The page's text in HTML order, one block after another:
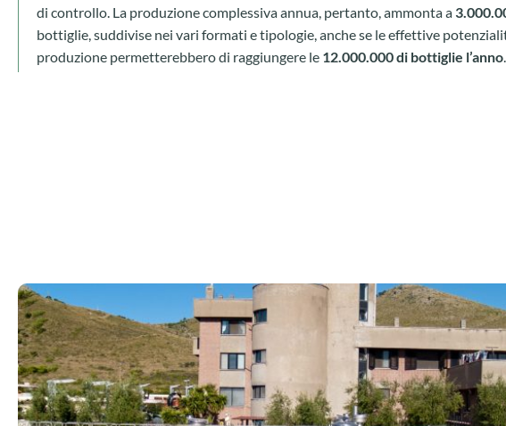
di controllo. La produzione complessiva annua, pertanto, ammonta a
bottiglie, suddivise nei vari formati e tipologie, anche se le effettive
produzione permetterebbero di raggiungere le 12.000.000 di bottiglie l’anno.